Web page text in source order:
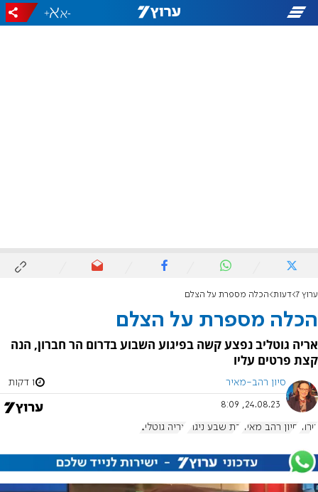
-
+
ערוץ 7 דעות הכלה מספרת על הצלם
הכלה מספרת על הצלם
אריה גוטליב נפצע קשה בפיגוע השבוע בדרום הר חברון, הנה
קצת פרטים עליו
סיון רהב-מאיר 1 דקות
24.08.23, 8:09
טרור סיון רהב מאיר בת שבע ניגרי אריה גוטליב